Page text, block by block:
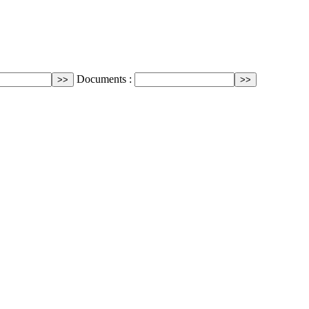
Documents :